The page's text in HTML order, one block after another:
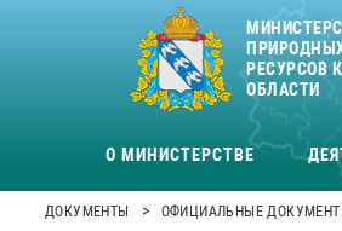
РЕСУРСОВ
ОБЛАСТИ
О МИНИСТЕРСТВЕ
ДОКУМЕНТЫ > ОФИЦИАЛЬНЫЕ